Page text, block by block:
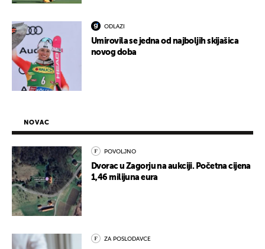
ODLAZI
Umirovila se jedna od najboljih skijašica
novog doba
NOVAC
POVOLJNO
Dvorac u Zagorju na aukciji. Početna cijena
1,46 milijuna eura
ZA POSLODAVCE